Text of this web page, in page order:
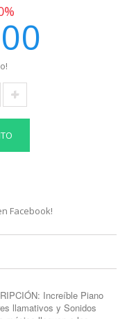
Facebook!
Increíble Piano
llamativos y Sonidos